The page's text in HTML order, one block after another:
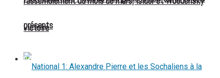
victoire
présents
BASKETBALL